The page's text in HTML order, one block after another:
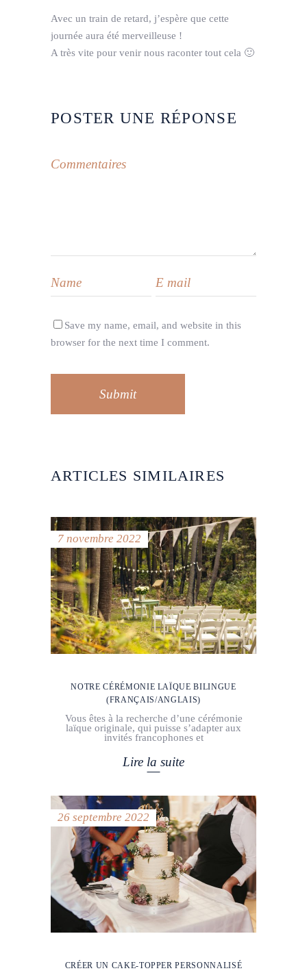
Avec un train de retard, j’espère que cette
journée aura été merveilleuse !
A très vite pour venir nous raconter tout cela 🙂
POSTER UNE RÉPONSE
Save my name, email, and website in this
browser for the next time I comment.
Submit
ARTICLES SIMILAIRES
7 novembre 2022
NOTRE CÉRÉMONIE LAÏQUE BILINGUE
(FRANÇAIS/ANGLAIS)
Vous êtes à la recherche d’une cérémonie
laïque originale, qui puisse s’adapter aux
invités francophones et
Lire la suite
26 septembre 2022
CRÉER UN CAKE-TOPPER PERSONNALISÉ